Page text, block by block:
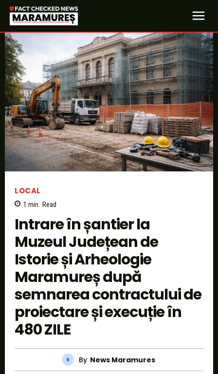
LOCAL
1 min. Read
Intrare în șantier la
Muzeul Județean de
Istorie și Arheologie
Maramureș după
semnarea contractului de
proiectare și execuție în
480 ZILE
By News Maramures